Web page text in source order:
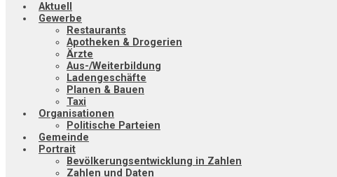
Aktuell
Gewerbe
Restaurants
Apotheken & Drogerien
Ärzte
Aus-/Weiterbildung
Ladengeschäfte
Planen & Bauen
Taxi
Organisationen
Politische Parteien
Gemeinde
Portrait
Bevölkerungsentwicklung in Zahlen
Zahlen und Daten